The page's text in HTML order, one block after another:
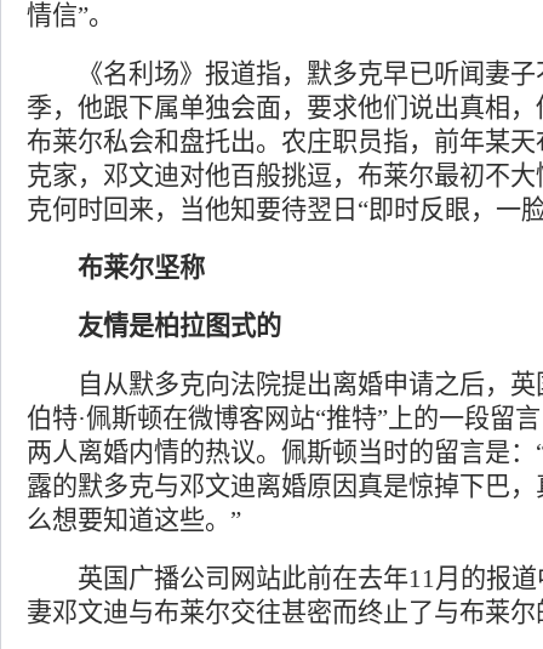
情信”。
《名利场》报道指，默多克早已听闻妻子
季，他跟下属单独会面，要求他们说出真相
布莱尔私会和盘托出。农庄职员指，前年某
克家，邓文迪对他百般挑逗，布莱尔最初不
克何时回来，当他知要待翌日“即时反眼，一
布莱尔坚称
友情是柏拉图式的
自从默多克向法院提出离婚申请之后，英
伯特·佩斯顿在微博客网站“推特”上的一段留
两人离婚内情的热议。佩斯顿当时的留言是
露的默多克与邓文迪离婚原因真是惊掉下巴
么想要知道这些。”
英国广播公司网站此前在去年11月的报道
妻邓文迪与布莱尔交往甚密而终止了与布莱